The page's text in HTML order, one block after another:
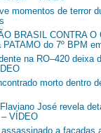
momentos de terror
BRASIL CONTRA
do 7º BPM
na RO–420 deixa
morto dentro
José revela
VÍDEO
assassinado a